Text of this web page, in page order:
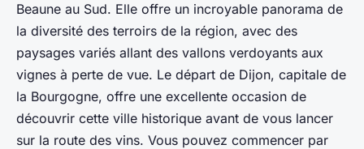
Beaune au Sud. Elle offre un incroyable panorama de
la diversité des terroirs de la région, avec des
paysages variés allant des vallons verdoyants aux
vignes à perte de vue. Le départ de Dijon, capitale de
la Bourgogne, offre une excellente occasion de
découvrir cette ville historique avant de vous lancer
sur la route des vins. Vous pouvez commencer par